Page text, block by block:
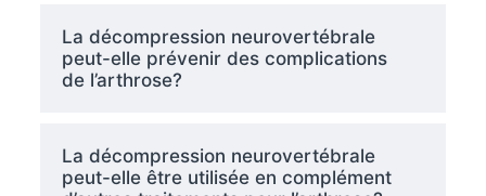
La décompression neurovertébrale
peut-elle prévenir des complications
de l’arthrose?
La décompression neurovertébrale
peut-elle être utilisée en complément